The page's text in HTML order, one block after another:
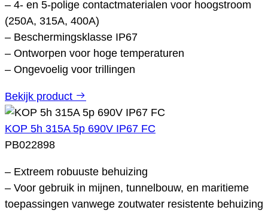
– 4- en 5-polige contactmaterialen voor hoogstroom
(250A, 315A, 400A)
– Beschermingsklasse IP67
– Ontworpen voor hoge temperaturen
– Ongevoelig voor trillingen
Bekijk product
KOP 5h 315A 5p 690V IP67 FC
PB022898
– Extreem robuuste behuizing
– Voor gebruik in mijnen, tunnelbouw, en maritieme
toepassingen vanwege zoutwater resistente behuizing